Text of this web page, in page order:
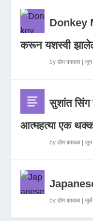
Donkey
करून यशस्वी
byडोम कावळा |जून
सुशांत सिंग
आत्महत्या एक
byडोम कावळा |जून
byडोम कावळा |जुलै